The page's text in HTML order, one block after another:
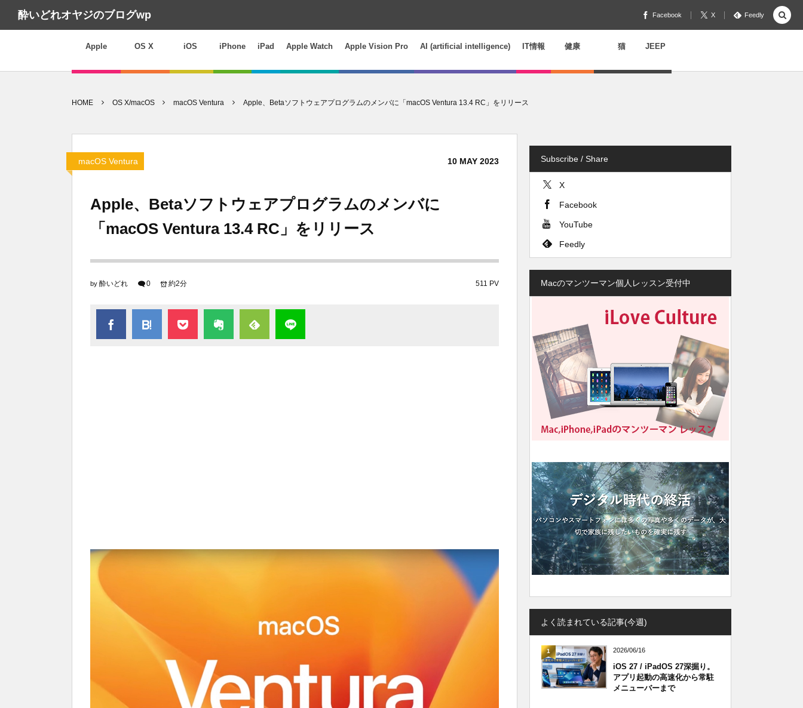
酔いどれオヤジのブログwp Facebook X Feedly
Apple OS X iOS iPhone iPad Apple Watch Apple Vision Pro AI (artificial intelligence) IT情報 健康 猫 JEEP
HOME OS X/macOS macOS Ventura Apple、Betaソフトウェアプログラムのメンバに「macOS Ventura 13.4 RC」をリリース
macOS Ventura 10 MAY 2023
Apple、Betaソフトウェアプログラムのメンバに
「macOS Ventura 13.4 RC」をリリース
by 酔いどれ 0 511 PV
約2分
Subscribe / Share
X
Facebook
YouTube
Feedly
Macのマンツーマン個人レッスン受付中
よく読まれている記事(今週)
1 2026/06/16
iOS 27 / iPadOS 27深掘り。
アプリ起動の高速化から常駐
メニューバーまで